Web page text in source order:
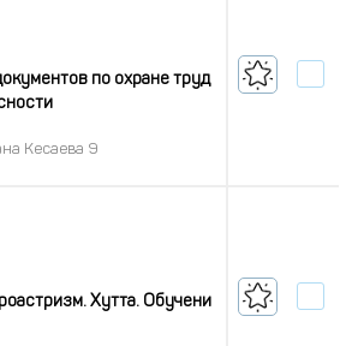
по охране труд
Кесаева 9
Хутта. Обучени